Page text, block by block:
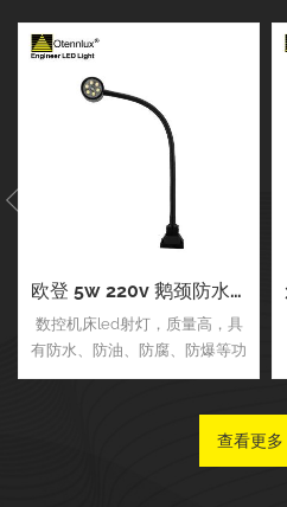
欧登 5w 220v 鹅颈防水防爆放油机床软管工作灯
数控机床led射灯，质量高，具
有防水、防油、防腐、防爆等功
能。
查看更多